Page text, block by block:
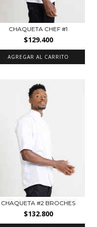
CHAQUETA CHEF #1
$129.400
AGREGAR AL CARRITO
CHAQUETA #2 BROCHES
$132.800